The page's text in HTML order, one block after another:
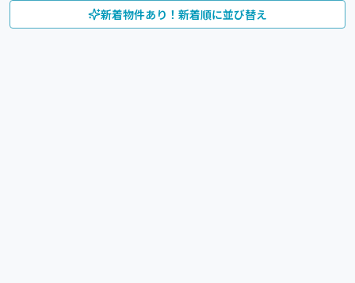
新着物件あり！新着順に並び替え